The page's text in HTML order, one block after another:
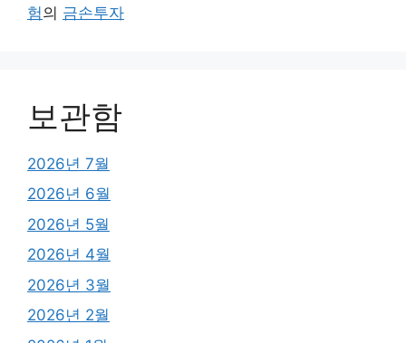
험의 금손투자
보관함
2026년 7월
2026년 6월
2026년 5월
2026년 4월
2026년 3월
2026년 2월